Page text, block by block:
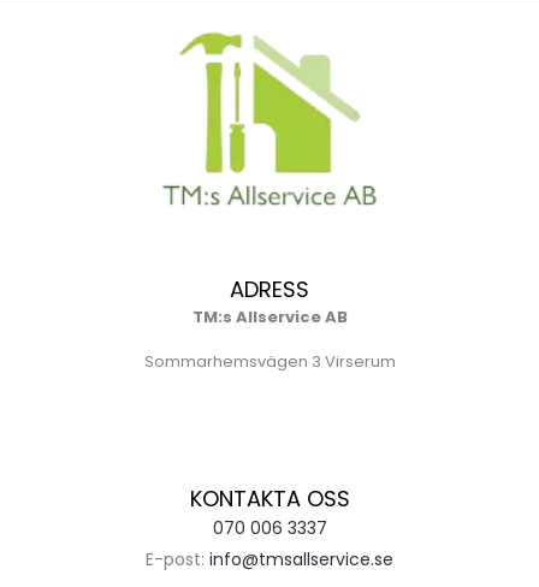
ADRESS
TM:s Allservice AB
Sommarhemsvägen 3 Virserum
KONTAKTA OSS
070 006 3337
E-post: info@tmsallservice.se